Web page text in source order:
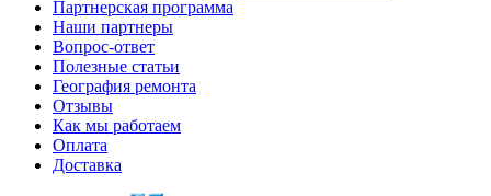
Партнерская программа
Наши партнеры
Вопрос-ответ
Полезные статьи
География ремонта
Отзывы
Как мы работаем
Оплата
Доставка